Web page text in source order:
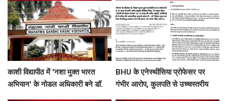
काशी विद्यापीठ में 'नशा मुक्त भारत
अभियान' के नोडल अधिकारी बने डॉ.
BHU के एनेस्थीसिया प्रोफेसर पर
गंभीर आरोप, कुलपति से उच्चस्तरीय